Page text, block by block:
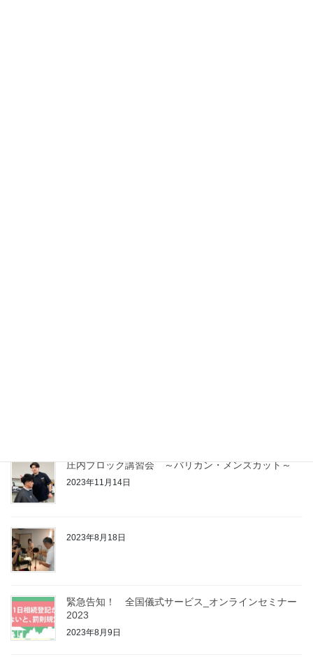
庄内ブロック講習会 ～バリカン・メンズカット～
2023年11月14日
2023年8月18日
緊急告知！ 全国儀式サービス_オンラインセミナー
2023
2023年8月9日